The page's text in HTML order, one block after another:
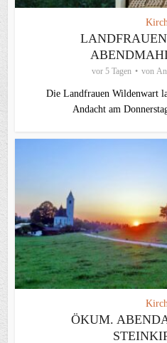
vor 5 Tagen von
Die Landfrauen Wildenwart
Andacht am
ÖKUM.